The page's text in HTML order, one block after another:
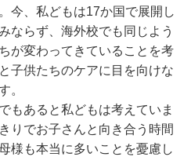
今、私どもは17か国で展開し
ならず、海外校でも同じよう
が変わってきていることを考
子供たちのケアに目を向けな
。
もあると私どもは考えていま
りでお子さんと向き合う時間
様も本当に多いことを憂慮し